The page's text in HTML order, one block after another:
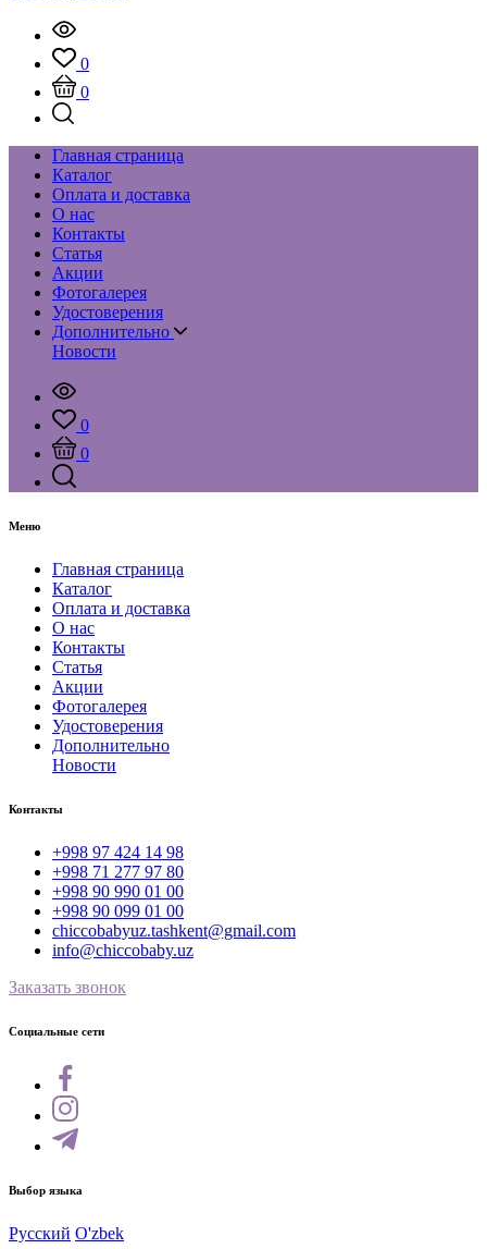
0
0
Главная страница
Каталог
Оплата и доставка
О нас
Контакты
Статья
Акции
Фотогалерея
Удостоверения
Дополнительно
Новости
0
0
Меню
Главная страница
Каталог
Оплата и доставка
О нас
Контакты
Статья
Акции
Фотогалерея
Удостоверения
Дополнительно
Новости
Контакты
+998 97 424 14 98
+998 71 277 97 80
+998 90 990 01 00
+998 90 099 01 00
chiccobabyuz.tashkent@gmail.com
info@chiccobaby.uz
Заказать звонок
Социальные сети
Выбор языка
Русский O'zbek